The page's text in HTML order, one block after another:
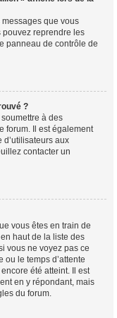
messages que vous
pouvez reprendre les
panneau de contrôle de
?
à des
forum. Il est également
aux
contacter un
vous êtes en train de
haut de la liste des
vous ne voyez pas ce
ou le temps d’attente
été atteint. Il est
en y répondant, mais
du forum.